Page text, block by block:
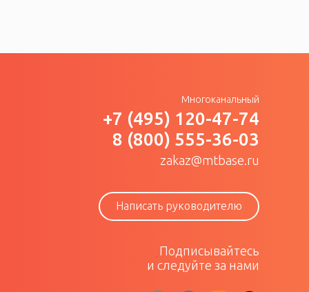
Многоканальный
+7 (495) 120-47-74
8 (800) 555-36-03
zakaz@mtbase.ru
Написать руководителю
Подписывайтесь
и следуйте за нами